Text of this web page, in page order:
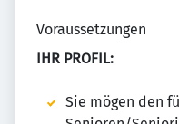
Voraussetzungen
IHR PROFIL:
Sie mögen den